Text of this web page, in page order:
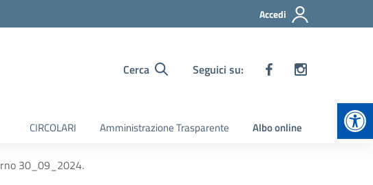
Accedi
Cerca Seguici su:
CIRCOLARI Amministrazione Trasparente Albo online
30_09_2024.